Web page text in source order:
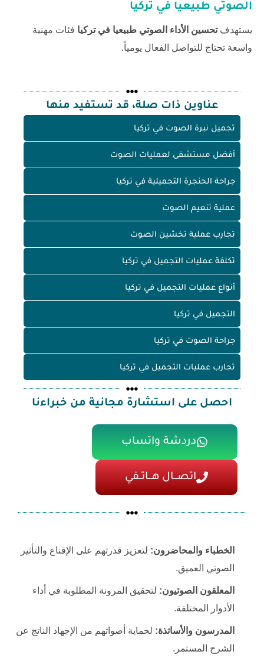
الصوتي طبيعيا في تركيا
يستهدفتحسين الأداء الصوتي طبيعيا في تركيا فئات مهنية
واسعة تحتاج للتواصل الفعال يومياً.
عناوين ذات صلة، قد تستفيد منها
تجميل نبرة الصوت في تركيا
أفضل مستشفى لعمليات الصوت
جراحة الحنجرة التجميلية في تركيا
عملية تنعيم الصوت
تجارب عملية تخشين الصوت
تكلفة عمليات التجميل في تركيا
أنواع عمليات التجميل في تركيا
التجميل في تركيا
جراحة الصوت في تركيا
تجارب عمليات التجميل في تركيا
احصل على استشارة مجانية من خبراءنا
دردشة واتساب
اتصـــال هـــاتــفي
الخطباء والمحاضرون: لتعزيز قدرتهم على الإقناع والتأثير
الصوتي العميق.
المعلقون الصوتيون: لتحقيق المرونة المطلوبة في أداء
الأدوار المختلفة.
المدرسون والأساتذة: لحماية أصواتهم من الإجهاد الناتج عن
الشرح المستمر.